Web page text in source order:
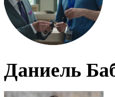
Даниель